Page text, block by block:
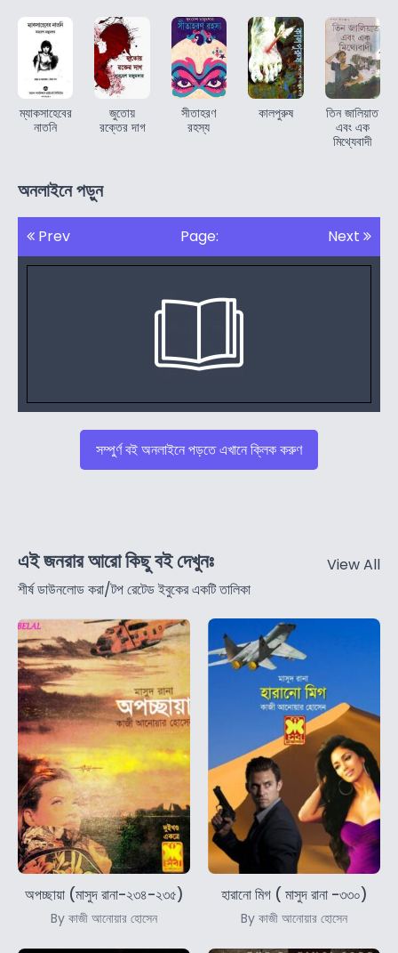
ম্যাকসাহেবের
নাতনি
জুতোয়
রক্তের দাগ
সীতাহরণ
রহস্য
কালপুরুষ
তিন জালিয়াত
এবং এক
মিথ্যেবাদী
অনলাইনে পড়ুন
Prev Page: Next
সম্পুর্ণ বই অনলাইনে পড়তে এখানে ক্লিক করুণ
এই জনরার আরো কিছু বই দেখুনঃ
শীর্ষ ডাউনলোড করা/টপ রেটেড ইবুকের একটি তালিকা
View All
অপচ্ছায়া (মাসুদ রানা-২৩৪-২৩৫)
By কাজী আনোয়ার হোসেন
হারানো মিগ ( মাসুদ রানা -৩৩০)
By কাজী আনোয়ার হোসেন